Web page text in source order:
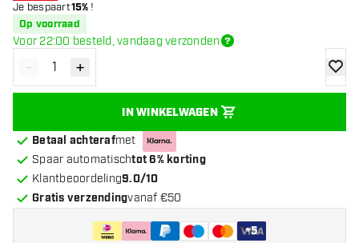
Je bespaart15% !
Op voorraad
Voor 22:00 besteld, vandaag verzonden
Verminder hoeveelheid
- Verhoog hoeveelheid
+
IN WINKELWAGEN
Betaal achterafmet
Spaar automatischtot 6% korting
Klantbeoordeling9.0/10
Gratis verzendingvanaf €50
+5